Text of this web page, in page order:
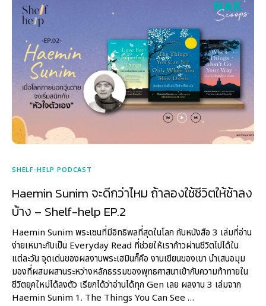
SHELF-HELP PODCAST
Haemin Sunim จะดีกว่าไหม ถ้าลองใช้ชีวิตให้ช้าลง
บ้าง – Shelf-help EP.2
Haemin Sunim พระเซนที่มีอิทธิพลที่สุดในโลก กับหนังสือ 3 เล่มที่อ่าน
ง่ายเหมาะกับเป็น Everyday Read ที่ช่วยให้เราก้าวผ่านชีวิตไปได้ใน
แต่ละวัน จุดเด่นของผลงานพระเฮมินก็คือ งานเขียนของเขา นำเสนอมุม
มองที่ผสมผสานระหว่างหลักธรรมของพุทธศาสนาเข้ากับความท้าทายใน
ชีวิตยุคใหม่ได้ลงตัว เรียกได้ว่าอ่านได้ทุก Gen เลย ผลงาน 3 เล่มจาก
Haemin Sunim 1. The Things You Can See …